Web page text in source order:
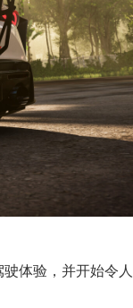
体验，并开始令人